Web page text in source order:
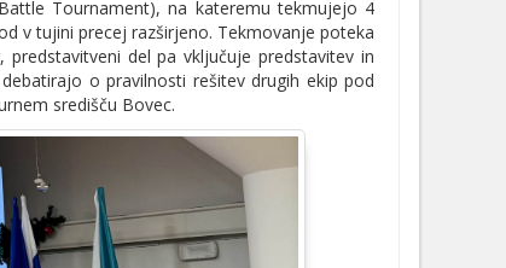
Tournament), na kateremu tekmujejo 4
v tujini precej razširjeno. Tekmovanje poteka
del pa vključuje predstavitev in
o pravilnosti rešitev drugih ekip pod
središču Bovec.